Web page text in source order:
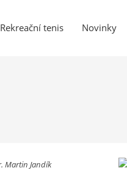
Rekreační tenis Novinky